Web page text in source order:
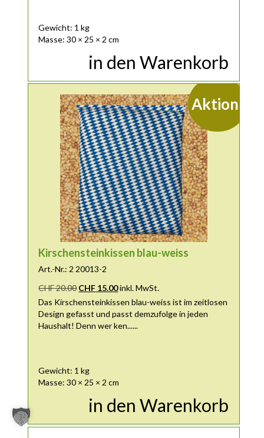
Gewicht: 1 kg
Masse: 30 × 25 × 2 cm
in den Warenkorb
Aktion!
Kirschensteinkissen blau-weiss
Art.-Nr.: 2 20013-2
CHF20.00 Ursprünglicher Preis war: CHF 20.00
CHF 15.00Aktueller Preis ist: CHF 15.00.
inkl. MwSt.
Das Kirschensteinkissen blau-weiss ist im zeitlosen
Design gefasst und passt demzufolge in jeden
Haushalt! Denn wer ken......
Gewicht: 1 kg
Masse: 30 × 25 × 2 cm
in den Warenkorb